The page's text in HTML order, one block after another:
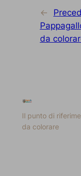
←
da
Il punto di
da colorare